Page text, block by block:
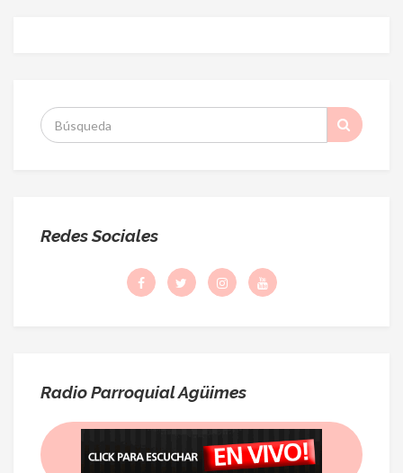
S
:
Redes Sociales
Radio Parroquial Agüimes